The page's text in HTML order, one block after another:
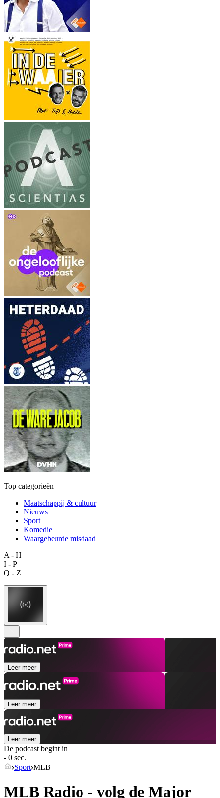
Top categorieën
Maatschappij & cultuur
Nieuws
Sport
Komedie
Waargebeurde misdaad
A - H
I - P
Q - Z
Leer meer
Leer meer
Leer meer
De podcast begint in
- 0 sec.
Sport MLB
MLB Radio - volg de Major